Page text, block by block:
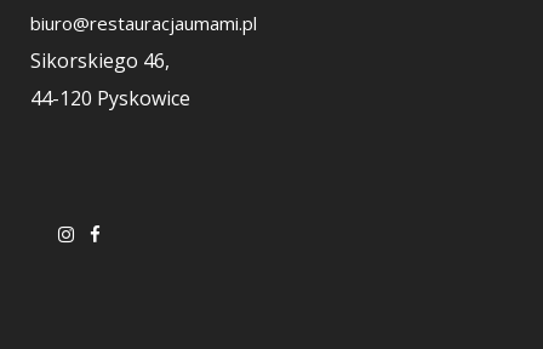
biuro@restauracjaumami.pl
Sikorskiego 46,
44-120 Pyskowice